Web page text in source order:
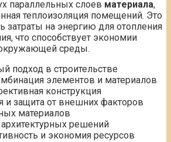
параллельных слоев материала,
теплоизоляция помещений. Это
затраты на энергию для отопления
что способствует экономии
среды.
подход в строительстве
элементов и материалов
конструкция
и защита от внешних факторов
материалов
решений
и экономия ресурсов